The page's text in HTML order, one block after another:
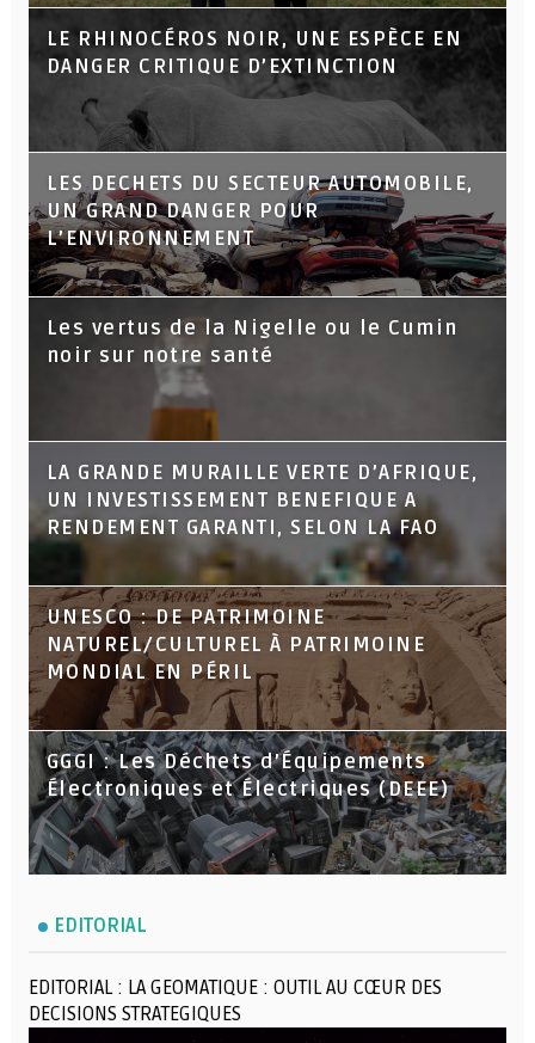
LE RHINOCÉROS NOIR, UNE ESPÈCE EN
DANGER CRITIQUE D’EXTINCTION
LES DECHETS DU SECTEUR AUTOMOBILE,
UN GRAND DANGER POUR
L’ENVIRONNEMENT
Les vertus de la Nigelle ou le Cumin
noir sur notre santé
LA GRANDE MURAILLE VERTE D’AFRIQUE,
UN INVESTISSEMENT BENEFIQUE A
RENDEMENT GARANTI, SELON LA FAO
UNESCO : DE PATRIMOINE
NATUREL/CULTUREL À PATRIMOINE
MONDIAL EN PÉRIL
GGGI : Les Déchets d’Équipements
Électroniques et Électriques (DEEE)
EDITORIAL
EDITORIAL : LA GEOMATIQUE : OUTIL AU CŒUR DES
DECISIONS STRATEGIQUES